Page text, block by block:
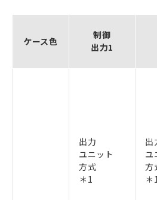
ケース色
制御
出力1
出力
ユニット
方式
＊1
出
ユ
方
＊1